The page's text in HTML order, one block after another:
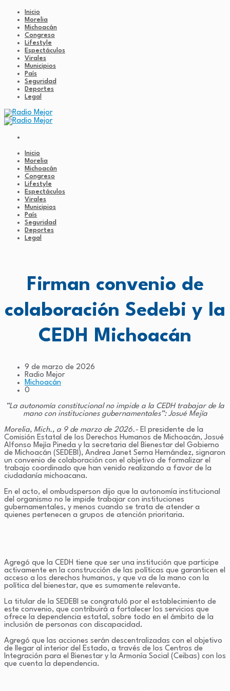
Inicio
Morelia
Michoacán
Congreso
Lifestyle
Espectáculos
Virales
Municipios
País
Seguridad
Deportes
Legal
Inicio
Morelia
Michoacán
Congreso
Lifestyle
Espectáculos
Virales
Municipios
País
Seguridad
Deportes
Legal
Firman convenio de
colaboración Sedebi y la
CEDH Michoacán
9 de marzo de 2026
Radio Mejor
Michoacán
0
”La autonomía constitucional no impide a la CEDH trabajar de la
mano con instituciones gubernamentales”: Josué Mejía
Morelia, Mich., a 9 de marzo de 2026.- El presidente de la
Comisión Estatal de los Derechos Humanos de Michoacán, Josué
Alfonso Mejía Pineda y la secretaria del Bienestar del Gobierno
de Michoacán (SEDEBI), Andrea Janet Serna Hernández, signaron
un convenio de colaboración con el objetivo de formalizar el
trabajo coordinado que han venido realizando a favor de la
ciudadanía michoacana.
En el acto, el ombudsperson dijo que la autonomía institucional
del organismo no le impide trabajar con instituciones
gubernamentales, y menos cuando se trata de atender a
quienes pertenecen a grupos de atención prioritaria.
Agregó que la CEDH tiene que ser una institución que participe
activamente en la construcción de las políticas que garanticen el
acceso a los derechos humanos, y que va de la mano con la
política del bienestar, que es sumamente relevante.
La titular de la SEDEBI se congratuló por el establecimiento de
este convenio, que contribuirá a fortalecer los servicios que
ofrece la dependencia estatal, sobre todo en el ámbito de la
inclusión de personas con discapacidad.
Agregó que las acciones serán descentralizadas con el objetivo
de llegar al interior del Estado, a través de los Centros de
Integración para el Bienestar y la Armonía Social (Ceibas) con los
que cuenta la dependencia.